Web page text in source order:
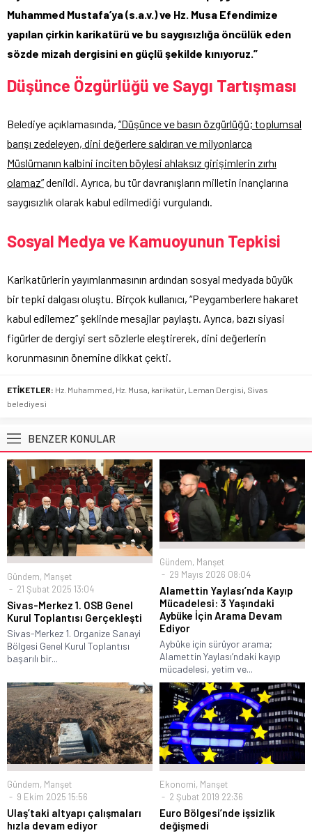
Muhammed Mustafa’ya (s.a.v.) ve Hz. Musa Efendimize
yapılan çirkin karikatürü ve bu saygısızlığa öncülük eden
sözde mizah dergisini en güçlü şekilde kınıyoruz.”
Düşünce Özgürlüğü ve Saygı Tartışması
Belediye açıklamasında, “Düşünce ve basın özgürlüğü; toplumsal
barışı zedeleyen, dini değerlere saldıran ve milyonlarca
Müslümanın kalbini inciten böylesi ahlaksız girişimlerin zırhı
olamaz”denildi. Ayrıca, bu tür davranışların milletin inançlarına
saygısızlık olarak kabul edilmediği vurgulandı.
Sosyal Medya ve Kamuoyunun Tepkisi
Karikatürlerin yayımlanmasının ardından sosyal medyada büyük
bir tepki dalgası oluştu. Birçok kullanıcı, “Peygamberlere hakaret
kabul edilemez” şeklinde mesajlar paylaştı. Ayrıca, bazı siyasi
figürler de dergiyi sert sözlerle eleştirerek, dini değerlerin
korunmasının önemine dikkat çekti.
ETİKETLER: Hz. Muhammed, Hz. Musa, karikatür, Leman Dergisi, Sivas
belediyesi
BENZER KONULAR
Gündem, Manşet
21 Şubat 2025 13:04
Sivas-Merkez 1. OSB Genel
Kurul Toplantısı Gerçekleşti
Sivas-Merkez 1. Organize Sanayi
Bölgesi Genel Kurul Toplantısı
başarılı bir...
Gündem, Manşet
29 Mayıs 2026 08:04
Alamettin Yaylası’nda Kayıp
Mücadelesi: 3 Yaşındaki
Aybüke İçin Arama Devam
Ediyor
Aybüke için sürüyor arama;
Alamettin Yaylası’ndaki kayıp
mücadelesi, yetim ve...
Gündem, Manşet
9 Ekim 2025 15:56
Ulaş’taki altyapı çalışmaları
hızla devam ediyor
Ekonomi, Manşet
2 Şubat 2019 22:36
Euro Bölgesi’nde işsizlik
değişmedi